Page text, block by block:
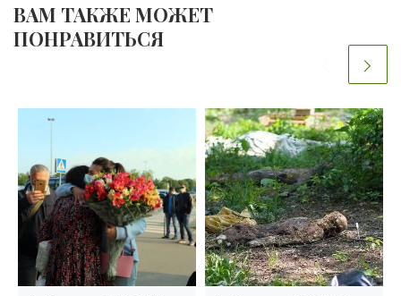
ВАМ ТАКЖЕ МОЖЕТ
ПОНРАВИТЬСЯ